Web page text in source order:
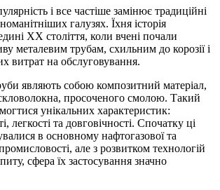
і все частіше замінює традиційні
галузях. Їхня історія
XX століття, коли вчені почали
металевим трубам, схильним до корозії і
витрат на обслуговування.
являють собою композитний матеріал,
просоченого смолою. Такий
унікальних характеристик:
легкості та довговічності. Спочатку ці
в основному нафтогазової та
але з розвитком технологій
сфера їх застосування значно